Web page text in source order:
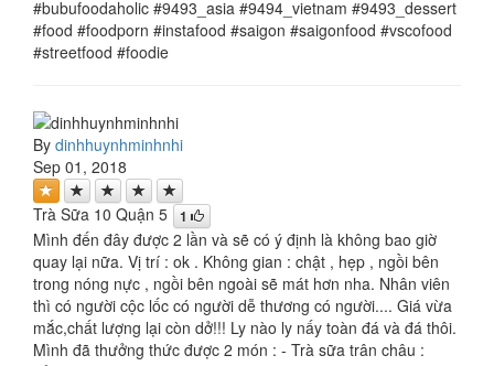
#bubufoodaholic #9493_asia #9494_vietnam #9493_dessert
#food #foodporn #instafood #saigon #saigonfood #vscofood
#streetfood #foodie
By dinhhuynhminhnhi
Sep 01, 2018
Trà Sữa 10 Quận 5 1
Mình đến đây được 2 lần và sẽ có ý định là không bao giờ
quay lại nữa. Vị trí : ok . Không gian : chật , hẹp , ngồi bên
trong nóng nực , ngồi bên ngoài sẽ mát hơn nha. Nhân viên
thì có người cộc lốc có người dễ thương có người.... Giá vừa
mắc,chất lượng lại còn dở!!! Ly nào ly nấy toàn đá và đá thôi.
Mình đã thưởng thức được 2 món : - Trà sữa trân châu :